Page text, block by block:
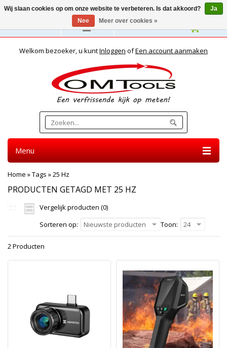
Nederlands
Welkom bezoeker, u kuntInloggen ofEen account aanmaken
Menu
Home »Tags »25 Hz
PRODUCTEN GETAGD MET 25 HZ
Vergelijk producten (0)
Sorteren op:
Nieuwste producten Toon: 24
2 Producten
Wij slaan cookies op om onze website te verbeteren. Is dat akkoord?
Ja
Nee
Meer over cookies »